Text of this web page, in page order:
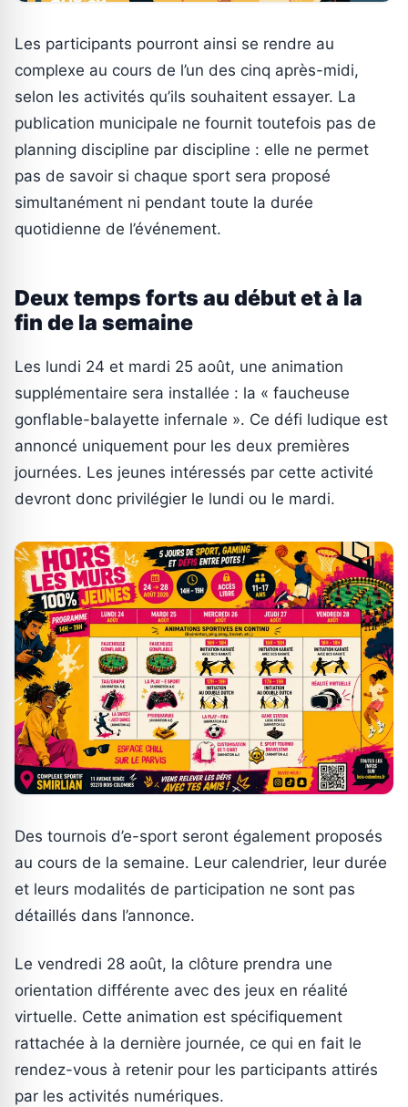
Les participants pourront ainsi se rendre au
complexe au cours de l’un des cinq après-midi,
selon les activités qu’ils souhaitent essayer. La
publication municipale ne fournit toutefois pas de
planning discipline par discipline : elle ne permet
pas de savoir si chaque sport sera proposé
simultanément ni pendant toute la durée
quotidienne de l’événement.
Deux temps forts au début et à la
fin de la semaine
Les lundi 24 et mardi 25 août, une animation
supplémentaire sera installée : la « faucheuse
gonflable-balayette infernale ». Ce défi ludique est
annoncé uniquement pour les deux premières
journées. Les jeunes intéressés par cette activité
devront donc privilégier le lundi ou le mardi.
Des tournois d’e-sport seront également proposés
au cours de la semaine. Leur calendrier, leur durée
et leurs modalités de participation ne sont pas
détaillés dans l’annonce.
Le vendredi 28 août, la clôture prendra une
orientation différente avec des jeux en réalité
virtuelle. Cette animation est spécifiquement
rattachée à la dernière journée, ce qui en fait le
rendez-vous à retenir pour les participants attirés
par les activités numériques.